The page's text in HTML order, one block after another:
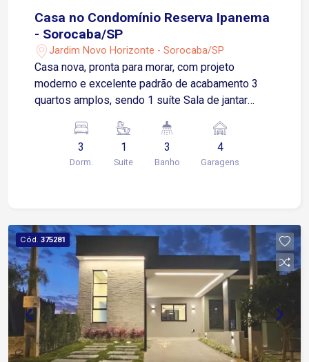
Casa no Condomínio Reserva Ipanema
- Sorocaba/SP
Jardim Novo Horizonte - Sorocaba/SP
Casa nova, pronta para morar, com projeto
moderno e excelente padrão de acabamento 3
quartos amplos, sendo 1 suíte Sala de jantar
gourmet Lavanderia Lavabo Piscina privativa
Garagem coberta para 2 carros Localizado no
Condomínio Reserva Ipanema, em uma região em
ambiente planejado Condomínio com lazer e
segurança completos Piscina, playground, lago e
espaços para convivência Salão de festas e
academia Portaria 24 horas com segurança e
monitoramento Agende uma visita!
3
Dorm.
1
Suite
3
Banho
4
Garagens
Cód. 375281